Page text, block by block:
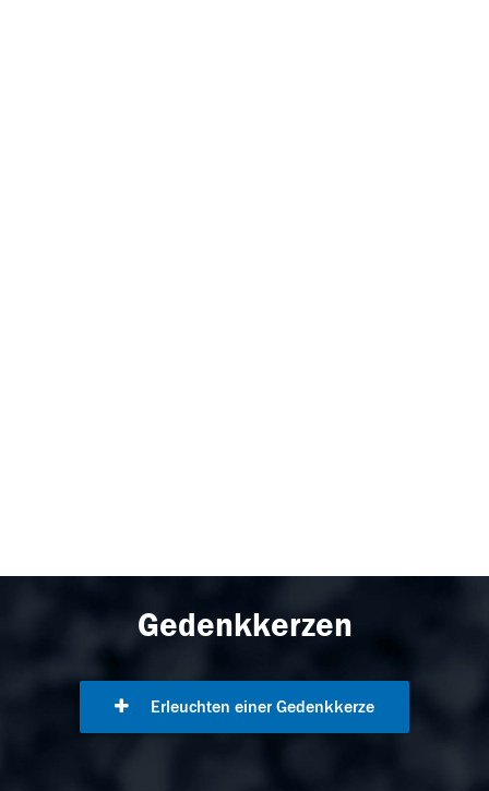
Gedenkkerzen
Erleuchten einer Gedenkkerze